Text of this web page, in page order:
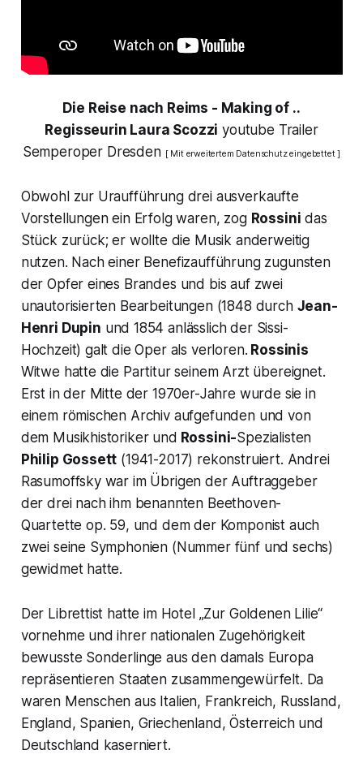
Die Reise nach Reims - Making of ..
Regisseurin Laura Scozzi youtube Trailer
Semperoper Dresden [ Mit erweitertem Datenschutz eingebettet ]
Obwohl zur Uraufführung drei ausverkaufte
Vorstellungen ein Erfolg waren, zog Rossini das
Stück zurück; er wollte die Musik anderweitig
nutzen. Nach einer Benefizaufführung zugunsten
der Opfer eines Brandes und bis auf zwei
unautorisierten Bearbeitungen (1848 durch Jean-
Henri Dupin und 1854 anlässlich der Sissi-
Hochzeit) galt die Oper als verloren. Rossinis
Witwe hatte die Partitur seinem Arzt übereignet.
Erst in der Mitte der 1970er-Jahre wurde sie in
einem römischen Archiv aufgefunden und von
dem Musikhistoriker und Rossini-Spezialisten
Philip Gossett (1941-2017) rekonstruiert. Andrei
Rasumoffsky war im Übrigen der Auftraggeber
der drei nach ihm benannten Beethoven-
Quartette op. 59, und dem der Komponist auch
zwei seine Symphonien (Nummer fünf und sechs)
gewidmet hatte.
Der Librettist hatte im Hotel „Zur Goldenen Lilie“
vornehme und ihrer nationalen Zugehörigkeit
bewusste Sonderlinge aus den damals Europa
repräsentieren Staaten zusammengewürfelt. Da
waren Menschen aus Italien, Frankreich, Russland,
England, Spanien, Griechenland, Österreich und
Deutschland kaserniert.